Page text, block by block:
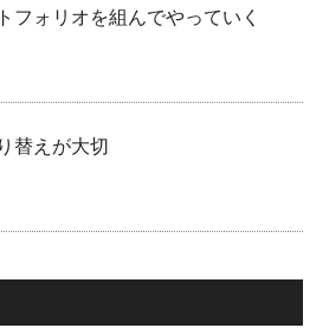
フォリオを組んでやっていく
替えが大切